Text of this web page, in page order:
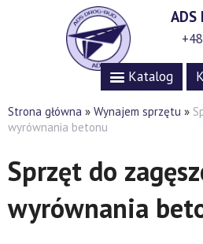
ADS
Katalog
Strona główna » Wynajem sprzętu »
wyrównania betonu
Sprzęt do
wyrównania